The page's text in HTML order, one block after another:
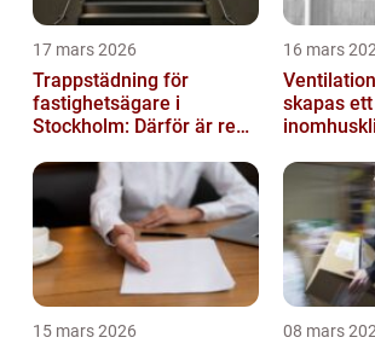
17 mars 2026
Trappstädning för
fastighetsägare i
Stockholm: Därför är rena
investering
16 mars
Ventilation
skapas
15 mars 2026 08 mars